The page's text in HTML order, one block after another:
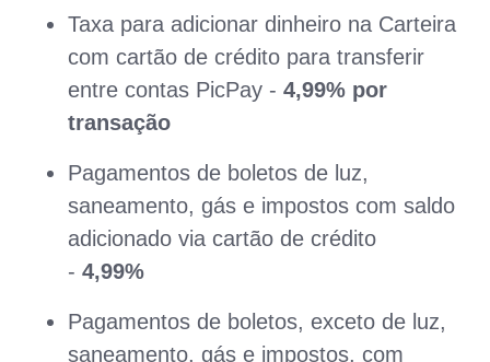
Taxa para adicionar dinheiro na Carteira
com cartão de crédito para transferir
entre contas PicPay - 4,99% por
transação
Pagamentos de boletos de luz,
saneamento, gás e impostos com saldo
adicionado via cartão de crédito
- 4,99%
Pagamentos de boletos, exceto de luz,
saneamento, gás e impostos, com